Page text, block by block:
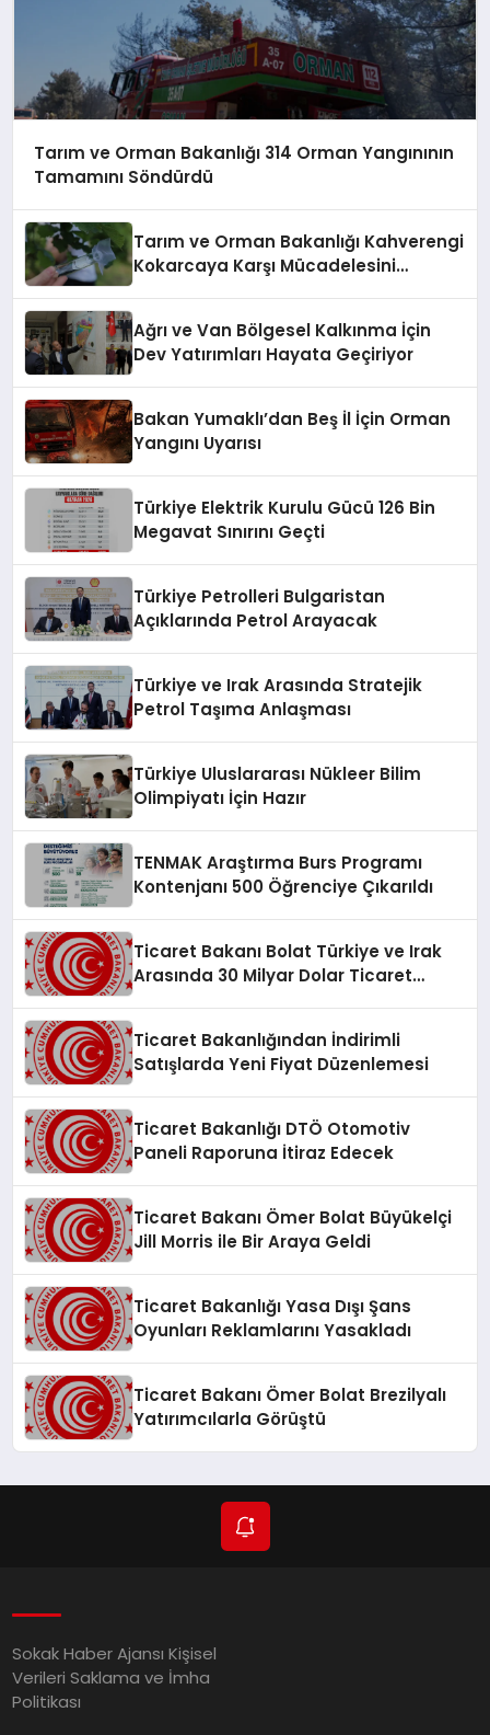
Tarım ve Orman Bakanlığı 314 Orman Yangınının
Tamamını Söndürdü
Tarım ve Orman Bakanlığı Kahverengi
Kokarcaya Karşı Mücadelesini
Ağrı ve Van Bölgesel Kalkınma İçin
Dev Yatırımları Hayata Geçiriyor
Bakan Yumaklı’dan Beş İl İçin Orman
Yangını Uyarısı
Türkiye Elektrik Kurulu Gücü 126 Bin
Megavat Sınırını Geçti
Türkiye Petrolleri Bulgaristan
Açıklarında Petrol Arayacak
Türkiye ve Irak Arasında Stratejik
Petrol Taşıma Anlaşması
Türkiye Uluslararası Nükleer Bilim
Olimpiyatı İçin Hazır
TENMAK Araştırma Burs Programı
Kontenjanı 500 Öğrenciye Çıkarıldı
Ticaret Bakanı Bolat Türkiye ve Irak
Arasında 30 Milyar Dolar Ticaret
Ticaret Bakanlığından İndirimli
Satışlarda Yeni Fiyat Düzenlemesi
Ticaret Bakanlığı DTÖ Otomotiv
Paneli Raporuna İtiraz Edecek
Ticaret Bakanı Ömer Bolat Büyükelçi
Jill Morris ile Bir Araya Geldi
Ticaret Bakanlığı Yasa Dışı Şans
Oyunları Reklamlarını Yasakladı
Ticaret Bakanı Ömer Bolat Brezilyalı
Yatırımcılarla Görüştü
Sokak Haber Ajansı Kişisel
Verileri Saklama ve İmha
Politikası